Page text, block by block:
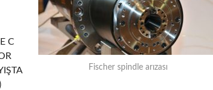
Fischer spindle arızası
C